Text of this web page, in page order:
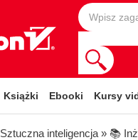
Książki Ebooki Kursy
Sztuczna inteligencja » 📚